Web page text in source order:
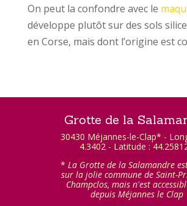
On peut la confondre avec le
développe plutôt sur des sols
en Corse, mais dont l’origine est
Grotte de la
30430 Méjannes-le-Clap* -
4.3402 - Latitude :
* La Grotte de la Salamandre
sur la jolie commune de Saint-
Champclos, mais n'est
depuis Méjannes le Clap